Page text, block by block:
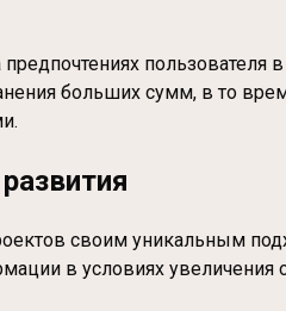
пользователя
больших сумм, в то
своим уникальным
в условиях